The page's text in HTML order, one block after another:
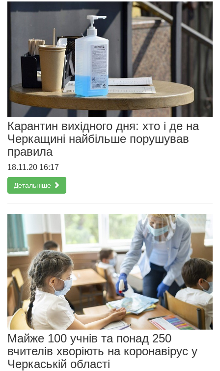
Карантин вихідного дня: хто і де на
Черкащині найбільше порушував
правила
18.11.20 16:17
Детальніше
Майже 100 учнів та понад 250
вчителів хворіють на коронавірус у
Черкаській області